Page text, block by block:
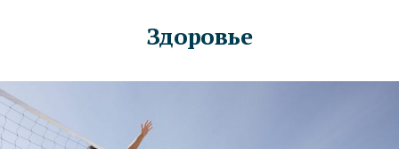
Здоровье